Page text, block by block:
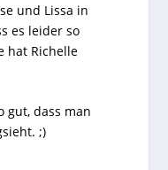
und Lissa in
es leider so
hat Richelle
gut, dass man
;)